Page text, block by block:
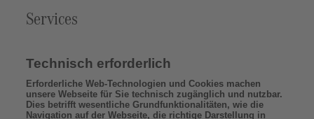
Services
Technisch erforderlich
Erforderliche Web-Technologien und Cookies machen
unsere Webseite für Sie technisch zugänglich und nutzbar.
Dies betrifft wesentliche Grundfunktionalitäten, wie die
Navigation auf der Webseite, die richtige Darstellung in